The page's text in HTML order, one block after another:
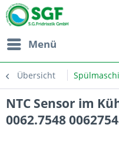
Menü
Übersicht
NTC Sensor im
0062.7548